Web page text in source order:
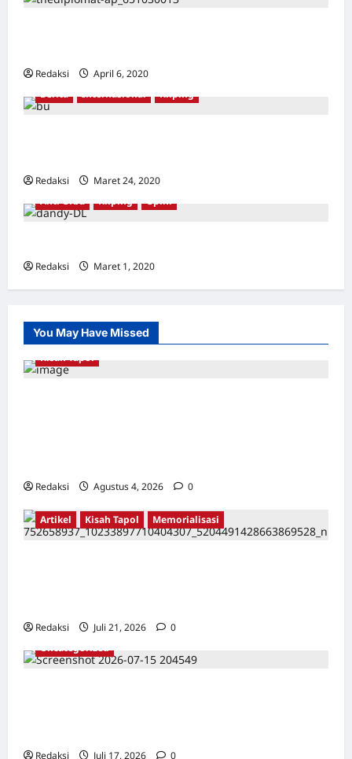
Redaksi April 6, 2020
Berita
Internasional Kliping
Redaksi Maret 24, 2020
Anti Orba
Kliping Opini
Redaksi Maret 1, 2020
You May Have Missed
Kisah Tapol
Redaksi Agustus 4, 2026 0
Artikel Kisah Tapol Memorialisasi
Redaksi Juli 21, 2026
0
Uncategorized
Redaksi Juli 17, 2026 0